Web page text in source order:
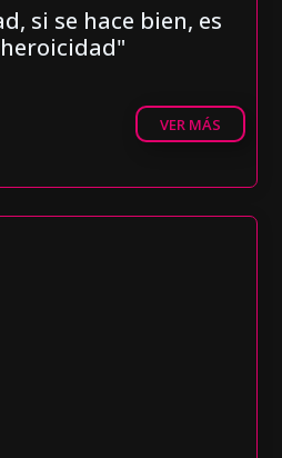
si se hace bien, es
VER MÁS